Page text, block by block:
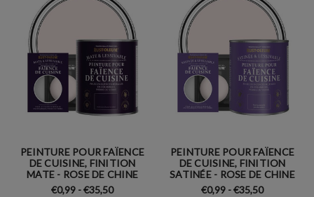
PEINTURE POUR FAÏENCE
DE CUISINE, FINITION
MATE - ROSE DE CHINE
€0,99 - €35,50
PEINTURE POUR FAÏENCE
DE CUISINE, FINITION
SATINÉE - ROSE DE CHINE
€0,99 - €35,50